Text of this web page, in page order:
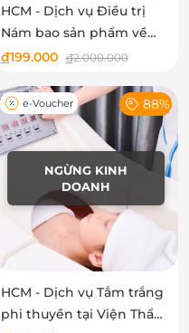
HCM - Dịch vụ Điều trị
Nám bao sản phẩm về
nhà dùng tại Viện Thẩm
đ199.000 đ2.000.000
NGỪNG KINH
DOANH
e-Voucher 88%
HCM - Dịch vụ Tắm trắng
phi thuyền tại Viện Thẩm